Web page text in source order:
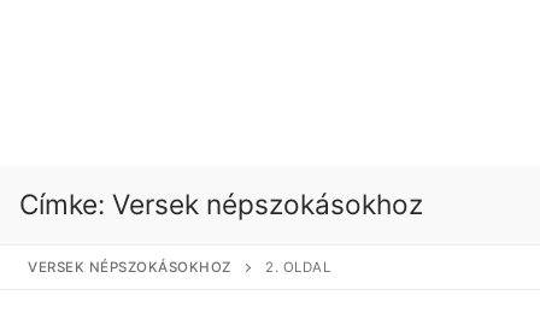
Címke: Versek népszokásokhoz
VERSEK NÉPSZOKÁSOKHOZ 2. OLDAL